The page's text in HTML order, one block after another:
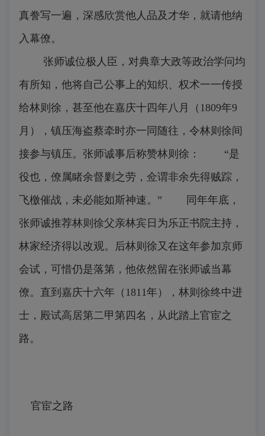
真誊写一遍，深感欣赏他人品及才华，就请他纳
入幕僚。
张师诚位极人臣，对典章大政等政治学问均
有所知，他将自己公事上的知织、权术一一传授
给林则徐，甚至他在嘉庆十四年八月（1809年9
月），镇压海盗蔡牵时亦一同随往，令林则徐间
接参与镇压。张师诚事后称赞林则徐： “是
役也，僚属睹余督剿之劳，佥谓非余先得贼踪，
飞檄催战，未必能如斯神速。” 同年年底，
张师诚推荐林则徐父亲林宾日为乐正书院主持，
林家经济得以改观。后林则徐又在这年参加京师
会试，可惜仍是落第，他依然留在张师诚当幕
僚。直到嘉庆十六年（1811年），林则徐终中进
士，殿试高居第二甲第四名，从此踏上官宦之
路。
官宦之路